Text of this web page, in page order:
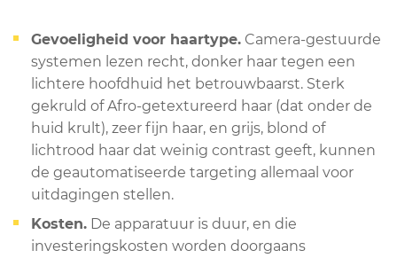
Gevoeligheid voor haartype. Camera-gestuurde
systemen lezen recht, donker haar tegen een
lichtere hoofdhuid het betrouwbaarst. Sterk
gekruld of Afro-getextureerd haar (dat onder de
huid krult), zeer fijn haar, en grijs, blond of
lichtrood haar dat weinig contrast geeft, kunnen
de geautomatiseerde targeting allemaal voor
uitdagingen stellen.
Kosten. De apparatuur is duur, en die
investeringskosten worden doorgaans